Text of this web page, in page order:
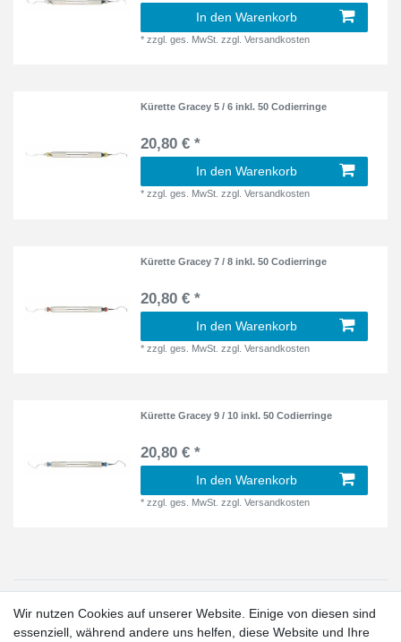
In den Warenkorb
*zzgl. ges. MwSt. zzgl.Versandkosten
Kürette Gracey 5 / 6 inkl. 50 Codierringe
20,80 € *
In den Warenkorb
*zzgl. ges. MwSt. zzgl.Versandkosten
Kürette Gracey 7 / 8 inkl. 50 Codierringe
20,80 € *
In den Warenkorb
*zzgl. ges. MwSt. zzgl.Versandkosten
Kürette Gracey 9 / 10 inkl. 50 Codierringe
20,80 € *
In den Warenkorb
*zzgl. ges. MwSt. zzgl.Versandkosten
1Gilt für Lieferungen in folgendes Land: Deutschland.
Lieferzeiten für andere Länder und Informationen zur
Wir nutzen Cookies auf unserer Website. Einige von diesen sind
essenziell, während andere uns helfen, diese Website und Ihre